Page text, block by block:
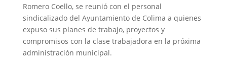
Romero Coello, se reunió con el personal
sindicalizado del Ayuntamiento de Colima a quienes
expuso sus planes de trabajo, proyectos y
compromisos con la clase trabajadora en la próxima
administración municipal.